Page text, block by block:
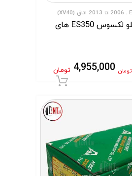
لنت ترمز جلو لکسوس ES350 های
تومان 4,955,000 تومان